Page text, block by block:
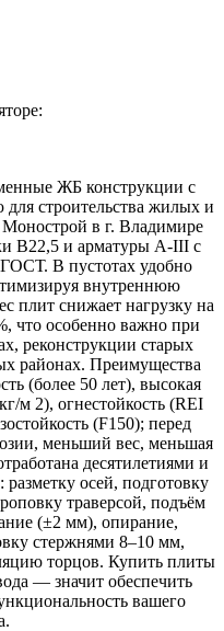
ЖБ конструкции с
строительства жилых и
в г. Владимире
В22,5 и арматуры А‑III с
В пустотах удобно
внутреннюю
плит снижает нагрузку на
что особенно важно при
реконструкции старых
районах. Преимущества
(более 50 лет), высокая
м 2), огнестойкость (REI
(F150); перед
меньший вес, меньшая
десятилетиями и
осей, подготовку
траверсой, подъём
(±2 мм), опирание,
стержнями 8–10 мм,
торцов. Купить плиты
— значит обеспечить
вашего